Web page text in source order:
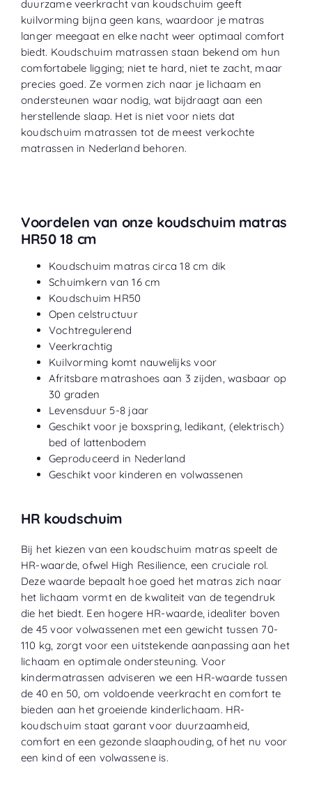
duurzame veerkracht van koudschuim geeft
kuilvorming bijna geen kans, waardoor je matras
langer meegaat en elke nacht weer optimaal comfort
biedt. Koudschuim matrassen staan bekend om hun
comfortabele ligging; niet te hard, niet te zacht, maar
precies goed. Ze vormen zich naar je lichaam en
ondersteunen waar nodig, wat bijdraagt aan een
herstellende slaap. Het is niet voor niets dat
koudschuim matrassen tot de meest verkochte
matrassen in Nederland behoren.
Voordelen van onze koudschuim matras
HR50 18 cm
Koudschuim matras circa 18 cm dik
Schuimkern van 16 cm
Koudschuim HR50
Open celstructuur
Vochtregulerend
Veerkrachtig
Kuilvorming komt nauwelijks voor
Afritsbare matrashoes aan 3 zijden, wasbaar op
30 graden
Levensduur 5-8 jaar
Geschikt voor je boxspring, ledikant, (elektrisch)
bed of lattenbodem
Geproduceerd in Nederland
Geschikt voor kinderen en volwassenen
HR koudschuim
Bij het kiezen van een koudschuim matras speelt de
HR-waarde, ofwel High Resilience, een cruciale rol.
Deze waarde bepaalt hoe goed het matras zich naar
het lichaam vormt en de kwaliteit van de tegendruk
die het biedt. Een hogere HR-waarde, idealiter boven
de 45 voor volwassenen met een gewicht tussen 70-
110 kg, zorgt voor een uitstekende aanpassing aan het
lichaam en optimale ondersteuning. Voor
kindermatrassen adviseren we een HR-waarde tussen
de 40 en 50, om voldoende veerkracht en comfort te
bieden aan het groeiende kinderlichaam. HR-
koudschuim staat garant voor duurzaamheid,
comfort en een gezonde slaaphouding, of het nu voor
een kind of een volwassene is.